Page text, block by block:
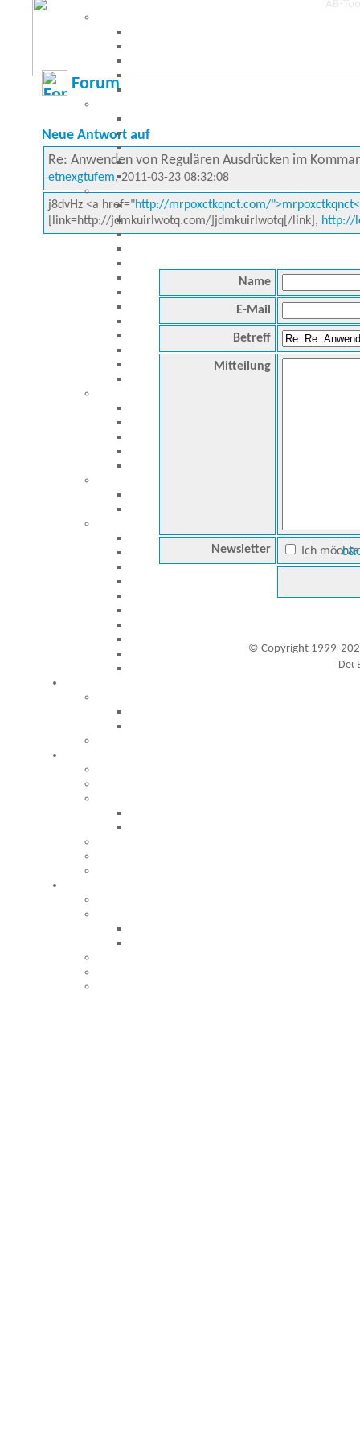
Forum
Neue Antwort auf
Re: Anwenden von Regulären Ausdrücken im
etnexgtufem, 2011-03-23 08:32:08
j8dvHz <a href="http://mrpoxctkqnct.com/
[link=http://jdmkuirlwotq.com/]jdmkuirlwotq[/link], http://
Name
E-Mail
Betreff
Mitteilung
Newsletter Ich
© Copyright 1999-
Besucher seit 20.09.1999: 19456097